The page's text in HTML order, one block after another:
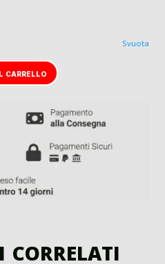
Svuota
carrello
correlati